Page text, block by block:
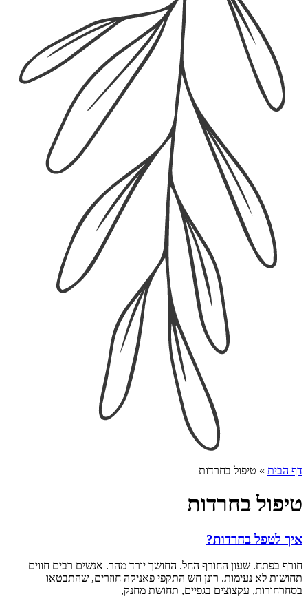
דף הבית » טיפול בחרדות
טיפול בחרדות
איך לטפל בחרדות?
חורף בפתח. שעון החורף החל. החושך יורד מהר. אנשים רבים חווים
תחושות לא נעימות. רונן חש התקפי פאניקה חוזרים, שהתבטאו
בסחרחורות, עקצוצים בגפיים, תחושת מחנק,